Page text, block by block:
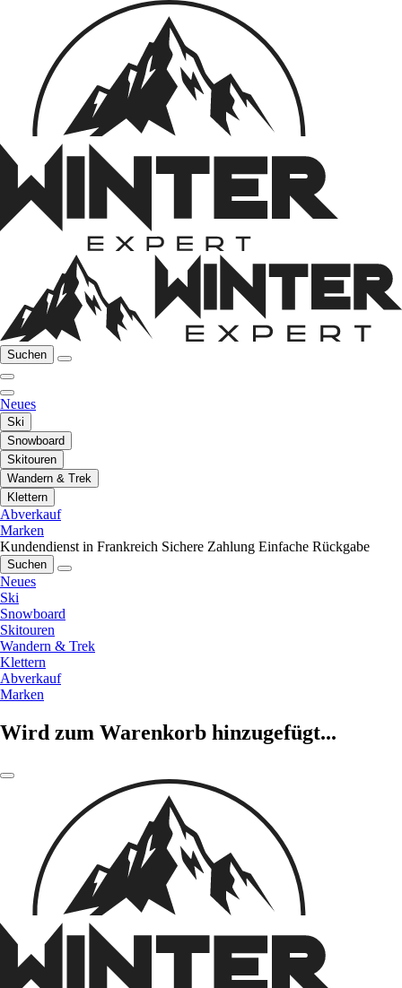
Suchen
Neues
Ski
Snowboard
Skitouren
Wandern & Trek
Klettern
Abverkauf
Marken
Kundendienst in Frankreich Sichere Zahlung Einfache Rückgabe
Suchen
Neues
Ski
Snowboard
Skitouren
Wandern & Trek
Klettern
Abverkauf
Marken
Wird zum Warenkorb hinzugefügt...